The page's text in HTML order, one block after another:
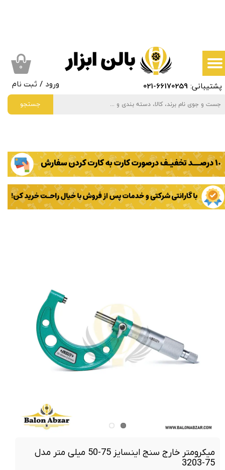
جستجو
پشتیبانی:66170259
-021 ورود / ثبت نام
سفارشات
خروج از حساب کاربری
۰
میکرومتر خارج سنج اینسایز 75-50 میلی متر مدل
75-3203